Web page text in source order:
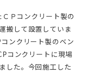
Ｐコンクリート製の
搬して設置していま
ンクリート製のベン
コンクリートに現場
した。今回施工した